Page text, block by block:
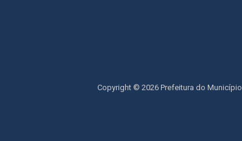
Copyright © 2026 Prefeitura do